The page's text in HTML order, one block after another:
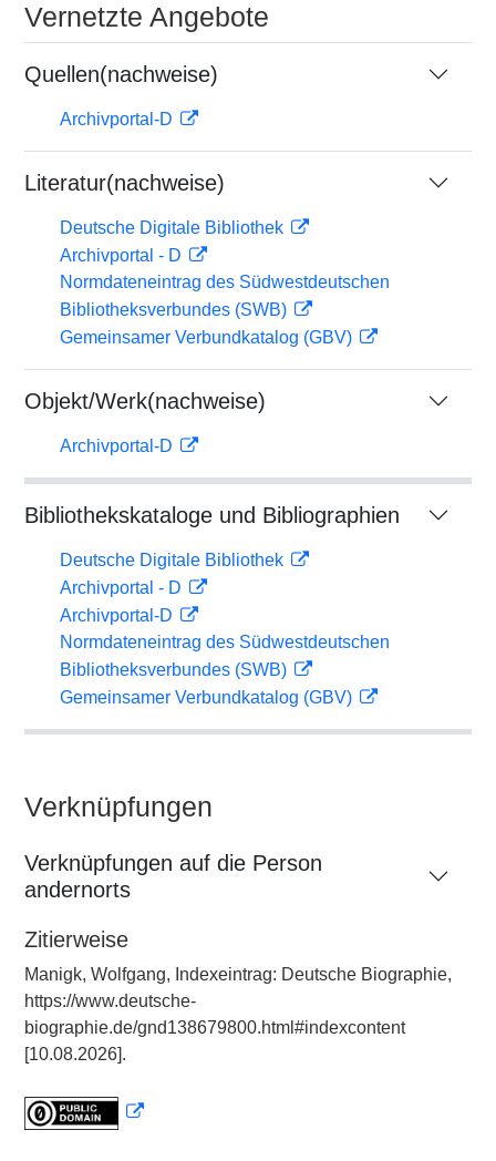
Vernetzte Angebote
Quellen(nachweise)
Archivportal-D
Literatur(nachweise)
Deutsche Digitale Bibliothek
Archivportal - D
Normdateneintrag des Südwestdeutschen
Bibliotheksverbundes (SWB)
Gemeinsamer Verbundkatalog (GBV)
Objekt/Werk(nachweise)
Archivportal-D
Bibliothekskataloge und Bibliographien
Deutsche Digitale Bibliothek
Archivportal - D
Archivportal-D
Normdateneintrag des Südwestdeutschen
Bibliotheksverbundes (SWB)
Gemeinsamer Verbundkatalog (GBV)
Verknüpfungen
Verknüpfungen auf die Person
andernorts
Zitierweise
Manigk, Wolfgang, Indexeintrag: Deutsche Biographie,
https://www.deutsche-
biographie.de/gnd138679800.html#indexcontent
[10.08.2026].